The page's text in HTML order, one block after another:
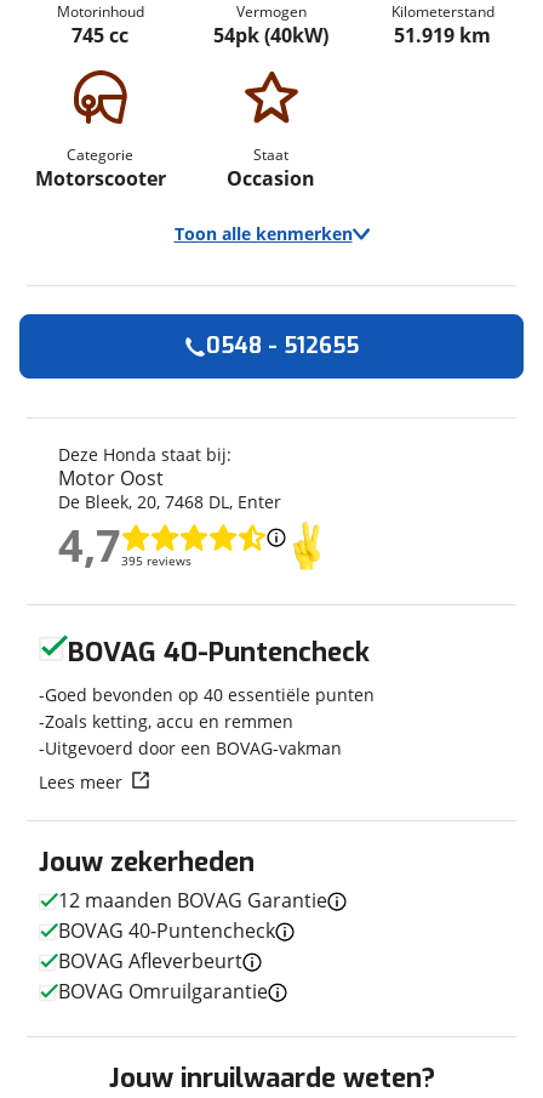
Motorinhoud
745 cc
Vermogen
54pk (40kW)
Kilometerstand
51.919 km
Categorie
Motorscooter
Staat
Occasion
Toon alle kenmerken
Merk
Honda
Model
Kenteken
Kilometerstand
Bouwjaar
6-2018
8 jaar en 2 maanden
Categorie
Motorscooter
Geschikt voor
A rijbewijs
Nieuw of occasion
Occasion
Techniek
Transmissie
Aantal versnellingen
5
Motorinhoud
745 cc
Aantal cilinders
Vermogen
54pk (40kW)
Deze Honda staat bij:
Motor Oost
De Bleek, 20, 7468 DL, Enter
4,7395 reviews
4,7
0548 - 512655
Jouw zekerheden
12 maanden BOVAG Garantie
BOVAG 40-Puntencheck
BOVAG Afleverbeurt
BOVAG Omruilgarantie
Jouw inruilwaarde weten?
BOVAG 40-Puntencheck
Goed bevonden op 40 essentiële punten
Zoals ketting, accu en remmen
Uitgevoerd door een BOVAG-vakman
Lees meer